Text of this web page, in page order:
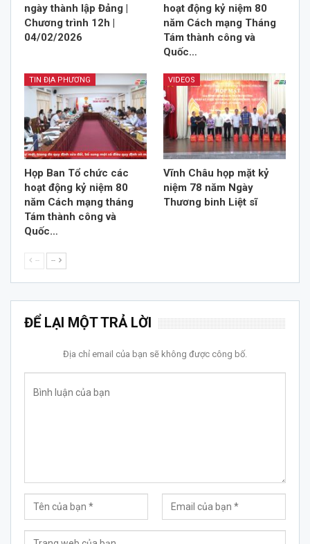
ngày thành lập Đảng |
Chương trình 12h |
04/02/2026
hoạt động kỷ niệm 80
năm Cách mạng Tháng
Tám thành công và
Quốc…
TIN ĐỊA PHƯƠNG
Họp Ban Tổ chức các
hoạt động kỷ niệm 80
năm Cách mạng tháng
Tám thành công và
Quốc…
VIDEOS
Vĩnh Châu họp mặt kỷ
niệm 78 năm Ngày
Thương binh Liệt sĩ
-- --
ĐỂ LẠI MỘT TRẢ LỜI
Địa chỉ email của bạn sẽ không được công bố.